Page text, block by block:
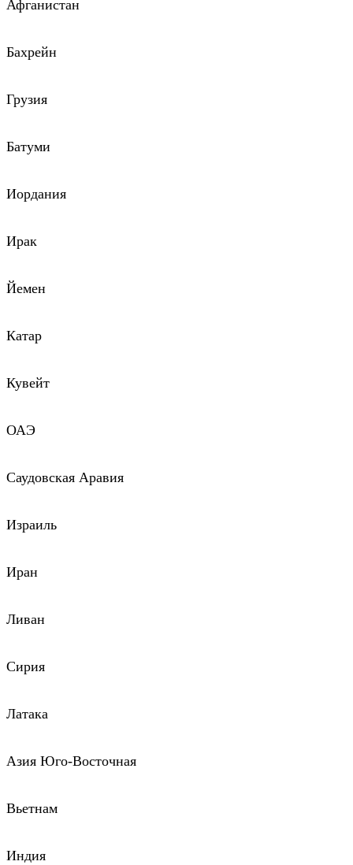
Афганистан
Бахрейн
Грузия
Батуми
Иордания
Ирак
Йемен
Катар
Кувейт
ОАЭ
Саудовская Аравия
Израиль
Иран
Ливан
Сирия
Латака
Азия Юго-Восточная
Вьетнам
Индия